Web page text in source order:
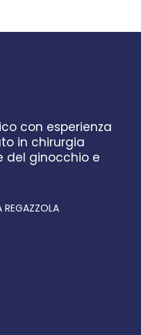
con esperienza
in chirurgia
del ginocchio e